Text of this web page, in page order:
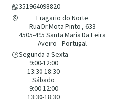
351964098820
Fragario do Norte
Rua Dr.Mota Pinto , 633
4505-495 Santa Maria Da Feira
Aveiro - Portugal
Segunda a Sexta
9:00-12:00
13:30-18:30
Sábado
9:00-12:00
13:30-18:30